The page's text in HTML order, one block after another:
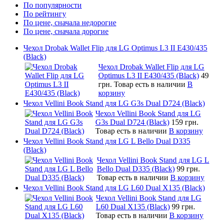
По популярности
По рейтингу
По цене, сначала недорогие
По цене, сначала дорогие
Чехол Drobak Wallet Flip для LG Optimus L3 II E430/435
(Black)
Чехол Drobak Wallet Flip для LG
Optimus L3 II E430/435 (Black) 49
грн. Товар есть в наличии В
корзину
Чехол Vellini Book Stand для LG G3s Dual D724 (Black)
Чехол Vellini Book Stand для LG
G3s Dual D724 (Black) 159 грн.
Товар есть в наличии В корзину
Чехол Vellini Book Stand для LG L Bello Dual D335
(Black)
Чехол Vellini Book Stand для LG L
Bello Dual D335 (Black) 99 грн.
Товар есть в наличии В корзину
Чехол Vellini Book Stand для LG L60 Dual X135 (Black)
Чехол Vellini Book Stand для LG
L60 Dual X135 (Black) 99 грн.
Товар есть в наличии В корзину